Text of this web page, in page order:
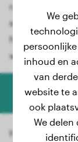
ras Bearded
schattige
hond opgroeit,
waardevolle
Huidig Gewicht
We
inhoud en
van
website te
ook
We delen